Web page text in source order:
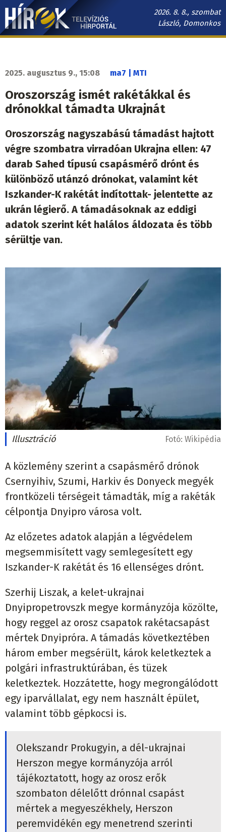
Ugrás
tartalomra
2026. 8. 8., szombat
László, Domonkos
Hírek.sk
2025. augusztus 9., 15:08 ma7 | MTI
Oroszország ismét rakétákkal és
drónokkal támadta Ukrajnát
Oroszország nagyszabású támadást hajtott
végre szombatra virradóan Ukrajna ellen: 47
darab Sahed típusú csapásmérő drónt és
különböző utánzó drónokat, valamint két
Iszkander-K rakétát indítottak- jelentette az
ukrán légierő. A támadásoknak az eddigi
adatok szerint két halálos áldozata és több
sérültje van.
Illusztráció Fotó: Wikipédia
A közlemény szerint a csapásmérő drónok
Csernyihiv, Szumi, Harkiv és Donyeck megyék
frontközeli térségeit támadták, míg a rakéták
célpontja Dnyipro városa volt.
Az előzetes adatok alapján a légvédelem
megsemmisített vagy semlegesített egy
Iszkander-K rakétát és 16 ellenséges drónt.
Szerhij Liszak, a kelet-ukrajnai
Dnyipropetrovszk megye kormányzója közölte,
hogy reggel az orosz csapatok rakétacsapást
mértek Dnyipróra. A támadás következtében
három ember megsérült, károk keletkeztek a
polgári infrastruktúrában, és tüzek
keletkeztek. Hozzátette, hogy megrongálódott
egy iparvállalat, egy nem használt épület,
valamint több gépkocsi is.
Olekszandr Prokugyin, a dél-ukrajnai
Herszon megye kormányzója arról
tájékoztatott, hogy az orosz erők
szombaton délelőtt drónnal csapást
mértek a megyeszékhely, Herszon
peremvidékén egy menetrend szerinti